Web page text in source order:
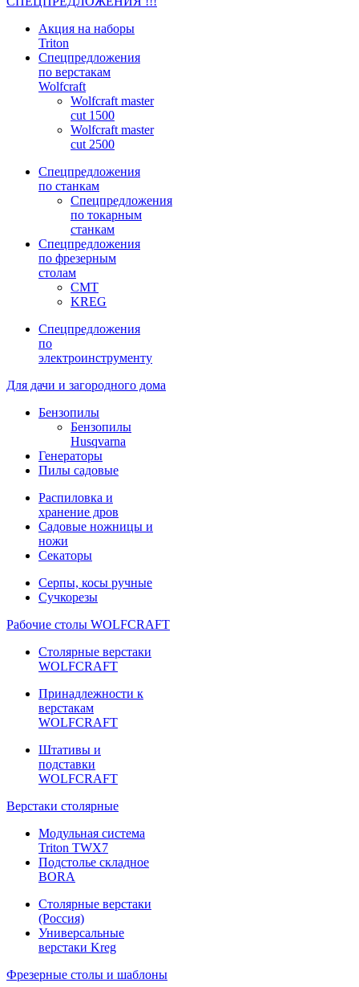
Акция на наборы
Triton
Спецпредложения
по верстакам
Wolfcraft
Wolfcraft master
cut 1500
Wolfcraft master
cut 2500
Спецпредложения
по станкам
Спецпредложения
по токарным
станкам
Спецпредложения
по фрезерным
столам
CMT
KREG
Спецпредложения
по
электроинструменту
Для дачи и загородного дома
Бензопилы
Бензопилы
Husqvarna
Генераторы
Пилы садовые
Распиловка и
хранение дров
Садовые ножницы и
ножи
Секаторы
Серпы, косы ручные
Сучкорезы
Рабочие столы WOLFCRAFT
Столярные верстаки
WOLFCRAFT
Принадлежности к
верстакам
WOLFCRAFT
Штативы и
подставки
WOLFCRAFT
Верстаки столярные
Модульная система
Triton TWX7
Подстолье складное
BORA
Столярные верстаки
(Россия)
Универсальные
верстаки Kreg
Фрезерные столы и шаблоны